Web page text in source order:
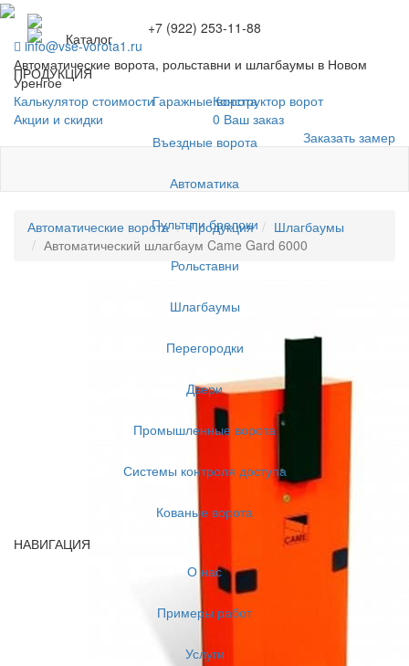
Каталог
ПРОДУКЦИЯ
Гаражные ворота
Въездные ворота
Автоматика
Пульты и брелоки
Рольставни
Шлагбаумы
Перегородки
Двери
Промышленные ворота
Системы контроля доступа
Кованые ворота
НАВИГАЦИЯ
О нас
Примеры работ
Услуги
+7 (922) 253-11-88
info@vse-vorota1.ru
Автоматические ворота, рольставни и шлагбаумы в Новом
Уренгое
Калькулятор стоимости
Конструктор ворот
Акции и скидки
0 Ваш заказ
Заказать замер
Автоматические ворота Продукция
Шлагбаумы
Автоматический шлагбаум Came Gard 6000